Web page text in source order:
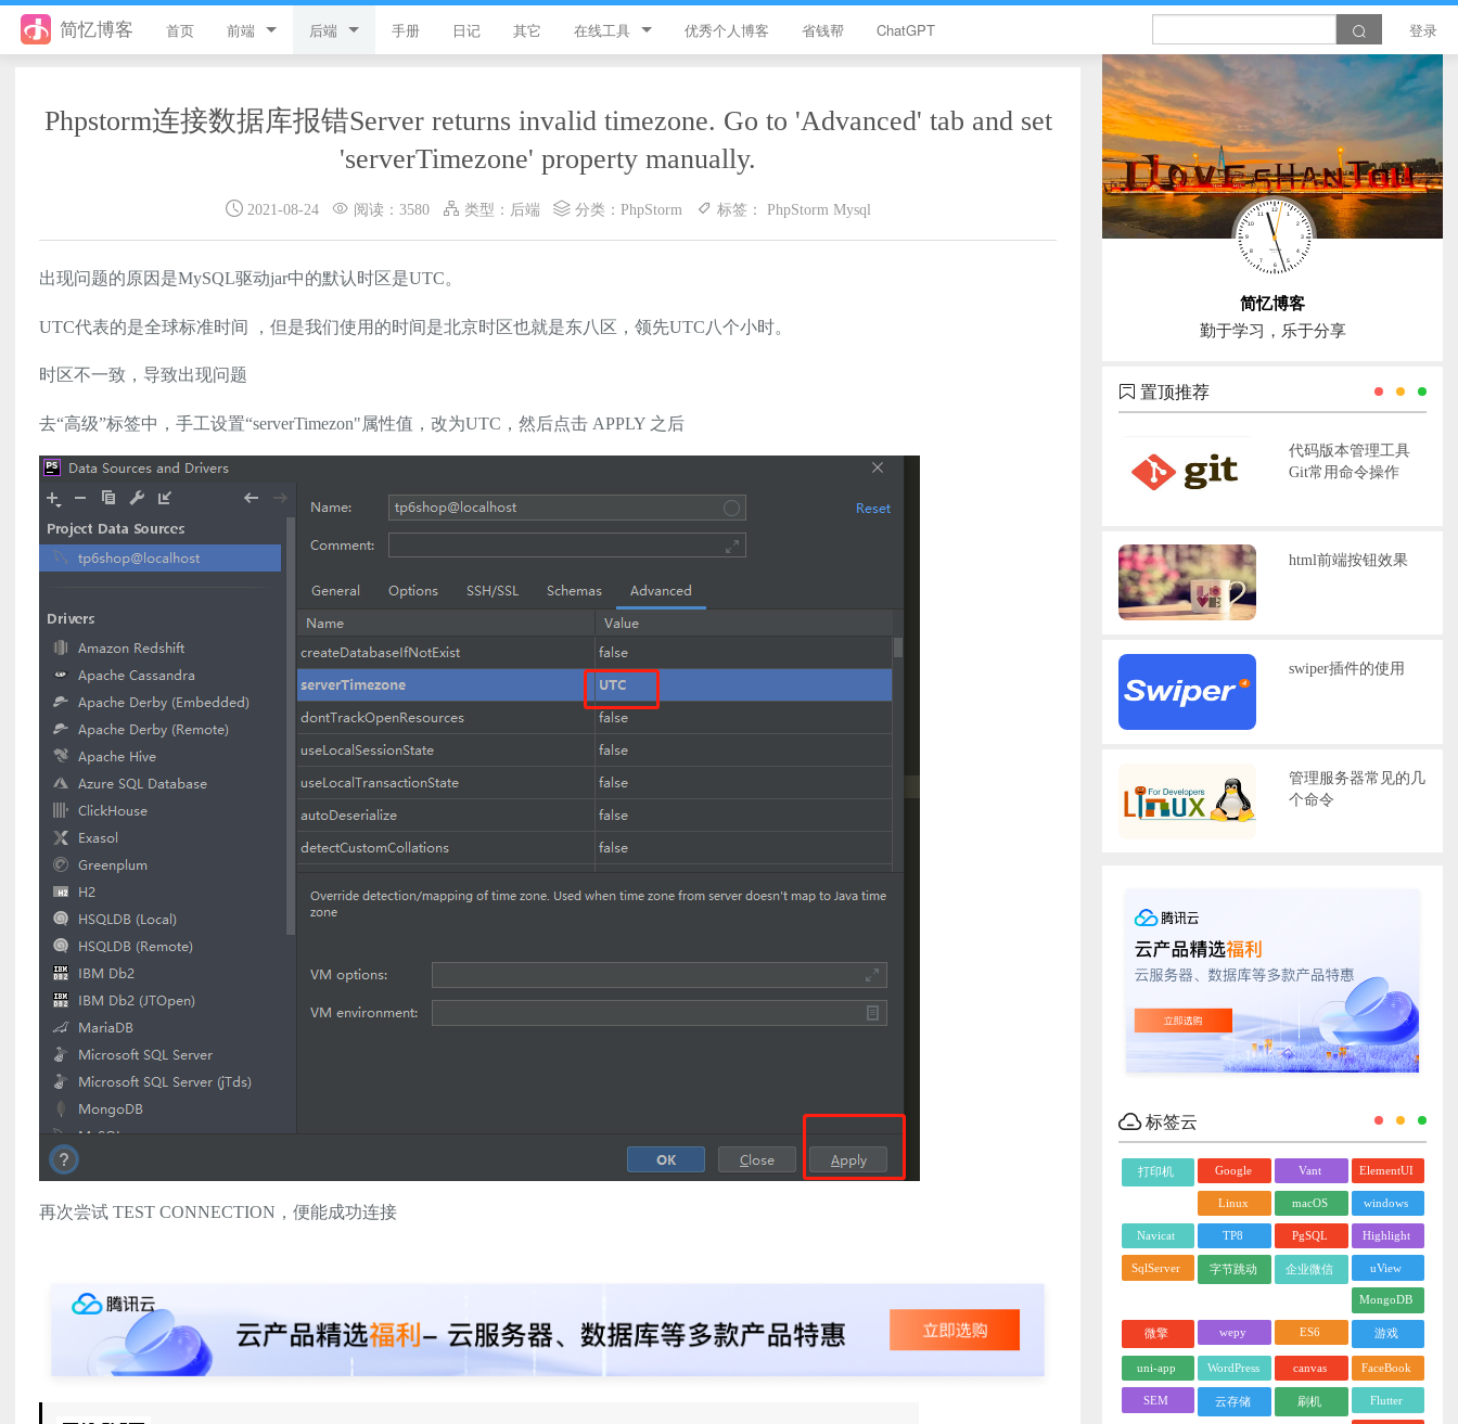
简忆博客 首页 前端
JavaScript
Vue
uni-app
游戏开发
React
后端
ThinkPHP8
ThinkPHP
Laravel
微信小程序
手册 日记 其它 在线工具
领优惠券
违禁词查询
优秀个人博客 省钱帮 ChatGPT 登录
Phpstorm连接数据库报错Server returns invalid timezone. Go to 'Advanced' tab and set
'serverTimezone' property manually.
2021-08-24 阅读：3580 类型： 后端 分类： PhpStorm 标签： PhpStorm Mysql
出现问题的原因是MySQL驱动jar中的默认时区是UTC。
UTC代表的是全球标准时间 ，但是我们使用的时间是北京时区也就是东八区，领先UTC八个小时。
时区不一致，导致出现问题
去“高级”标签中，手工设置“serverTimezon"属性值，改为UTC，然后点击 APPLY 之后
再次尝试 TEST CONNECTION，便能成功连接
简忆博客
勤于学习，乐于分享
置顶推荐
代码版本管理工具
Git常用命令操作
html前端按钮效果
swiper插件的使用
管理服务器常见的几
个命令
标签云
打印机 Google Vant ElementUI
Linux macOS windows
Navicat TP8 PgSQL Highlight
SqlServer 字节跳动 企业微信 uView
MongoDB
微擎 wepy ES6 游戏
uni-app WordPress canvas FaceBook
SEM 云存储 刷机 Flutter